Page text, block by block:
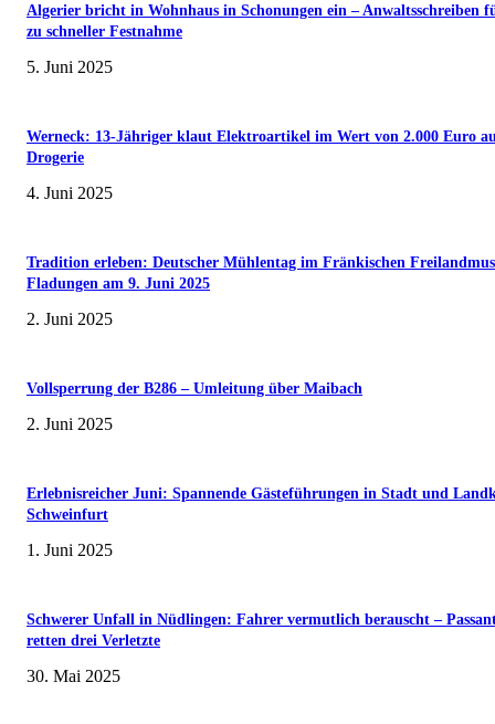
Algerier bricht in Wohnhaus in Schonungen ein – Anwaltsschreiben
zu schneller Festnahme
5. Juni 2025
Werneck: 13-Jähriger klaut Elektroartikel im Wert von 2.000 Euro
Drogerie
4. Juni 2025
Tradition erleben: Deutscher Mühlentag im Fränkischen
Fladungen am 9. Juni 2025
2. Juni 2025
Vollsperrung der B286 – Umleitung über Maibach
2. Juni 2025
Erlebnisreicher Juni: Spannende Gästeführungen in Stadt und
Schweinfurt
1. Juni 2025
Schwerer Unfall in Nüdlingen: Fahrer vermutlich berauscht –
retten drei Verletzte
30. Mai 2025